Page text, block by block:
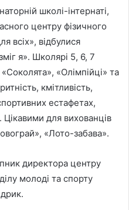
школі-інтернаті,
центру фізичного
всіх», відбулися
я». Школярі 5, 6, 7
«Олімпійці» та
кмітливість,
естафетах,
для вихованців
«Лото-забава».
директора центру
молоді та спорту